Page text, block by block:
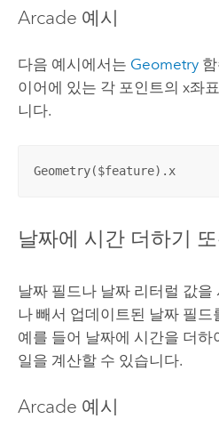
Arcade 예시
다음 예시에서는 Geometry함
이어에 있는 각 포인트의 x좌
니다.
Geometry($feature).x
날짜에 시간 더하기
날짜 필드나 날짜 리터럴 값
나 빼서 업데이트된 날짜 필드
예를 들어 날짜에 시간을 더하
일을 계산할 수 있습니다.
Arcade 예시